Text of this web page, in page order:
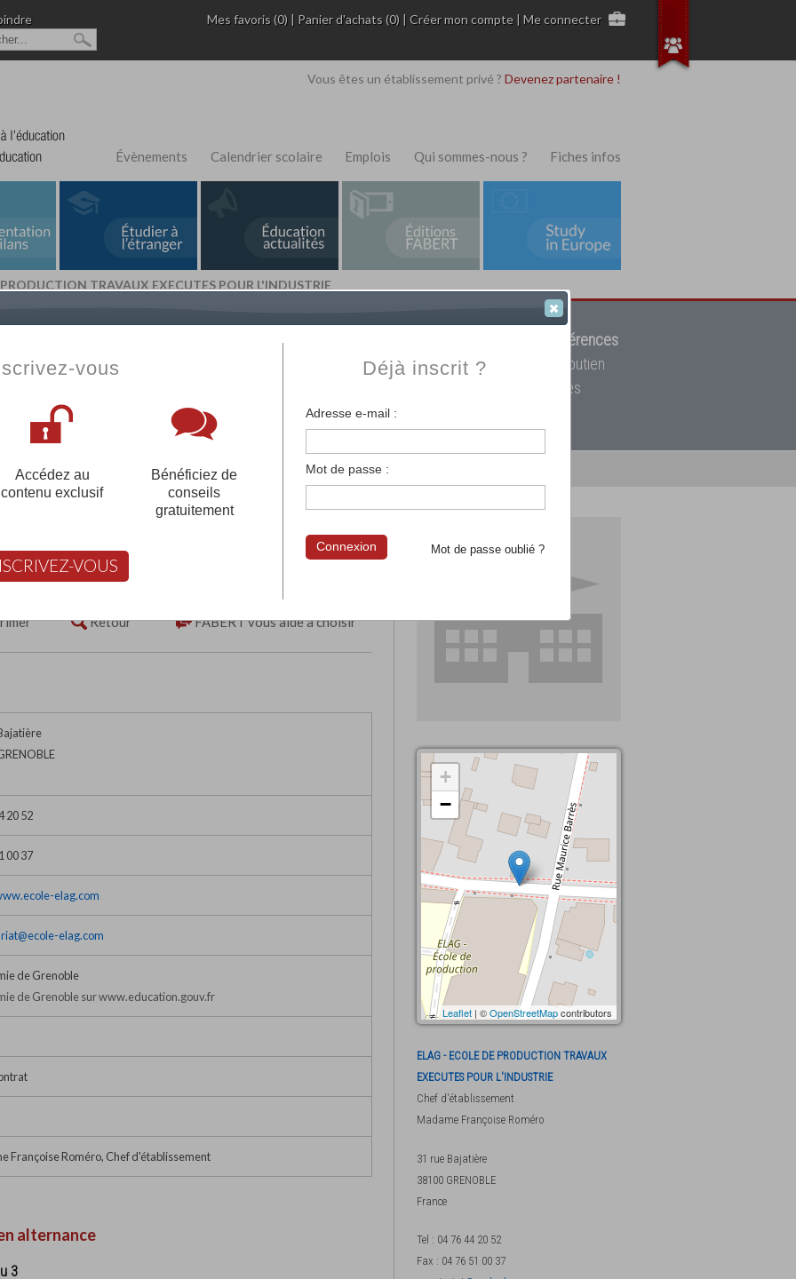
Mes favoris (0) | Panier d'achats (0) |Créer mon compte |Me connecter
Vous êtes un établissement privé ? Devenez partenaire !
Évènements Calendrier scolaire Emplois Qui sommes-nous ? Fiches infos
TRAVAUX EXECUTES POUR L'INDUSTRIE
Fabert.com
12908 références
votre établissement privé, du primaire au supérieur, mais aussi des cours de soutien
scolaire et des cours à distance. Ce moteur regroupe toutes les écoles privées
françaises et tous les établissements français à l'étranger.
votre compte pour être accompagné gratuitement dans votre recherche d'école
TRAVAUX
Retour FABERT vous aide à choisir
20 52
00 37
elag.com
elag.com
de Grenoble
de Grenoble sur www.education.gouv.fr
Françoise Roméro, Chef d'établissement
alternance
3
+
−
Leaflet | ©OpenStreetMapcontributors
ELAG - ECOLE DE PRODUCTION TRAVAUX
EXECUTES POUR L'INDUSTRIE
Chef d'établissement
Madame Françoise Roméro
31 rue Bajatière
38100 GRENOBLE
France
Tel : 04 76 44 20 52
Fax : 04 76 51 00 37
vous
Accédez au
contenu exclusif
Bénéficiez de
conseils
gratuitement
VOUS
Déjà inscrit ?
Adresse e-mail :
Mot de passe :
Mot de passe oublié ?
Connexion